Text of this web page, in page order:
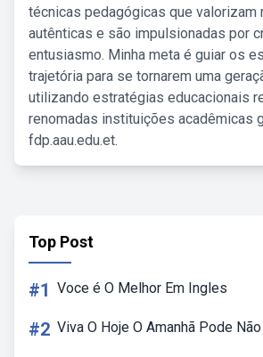
técnicas pedagógicas que valorizam
autênticas e são impulsionadas por
entusiasmo. Minha meta é guiar os
trajetória para se tornarem uma
utilizando estratégias educacionais
renomadas instituições acadêmicas
fdp.aau.edu.et.
Top Post
#1 Voce é O Melhor Em Ingles
#2 Viva O Hoje O Amanhã Pode